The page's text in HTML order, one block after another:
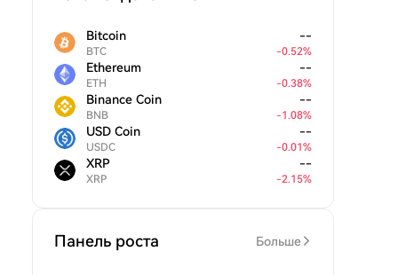
Bitcoin
BTC
--
-0.52%
Ethereum
ETH
--
-0.38%
Binance Coin
BNB
--
-1.08%
USD Coin
USDC
--
-0.01%
XRP
XRP
--
-2.15%
Панель роста Больше